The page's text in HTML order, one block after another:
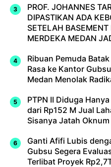
PROF. JOHANNES
DIPASTIKAN ADA
SETELAH
MERDEKA MEDAN
Ribuan Pemuda
Rasa ke Kantor
Medan Menolak
PTPN II Diduga
dari Rp152 M Jual
Sisanya Jatah
Ganti Afifi Lubis
Gubsu Segera
Terlibat Proyek